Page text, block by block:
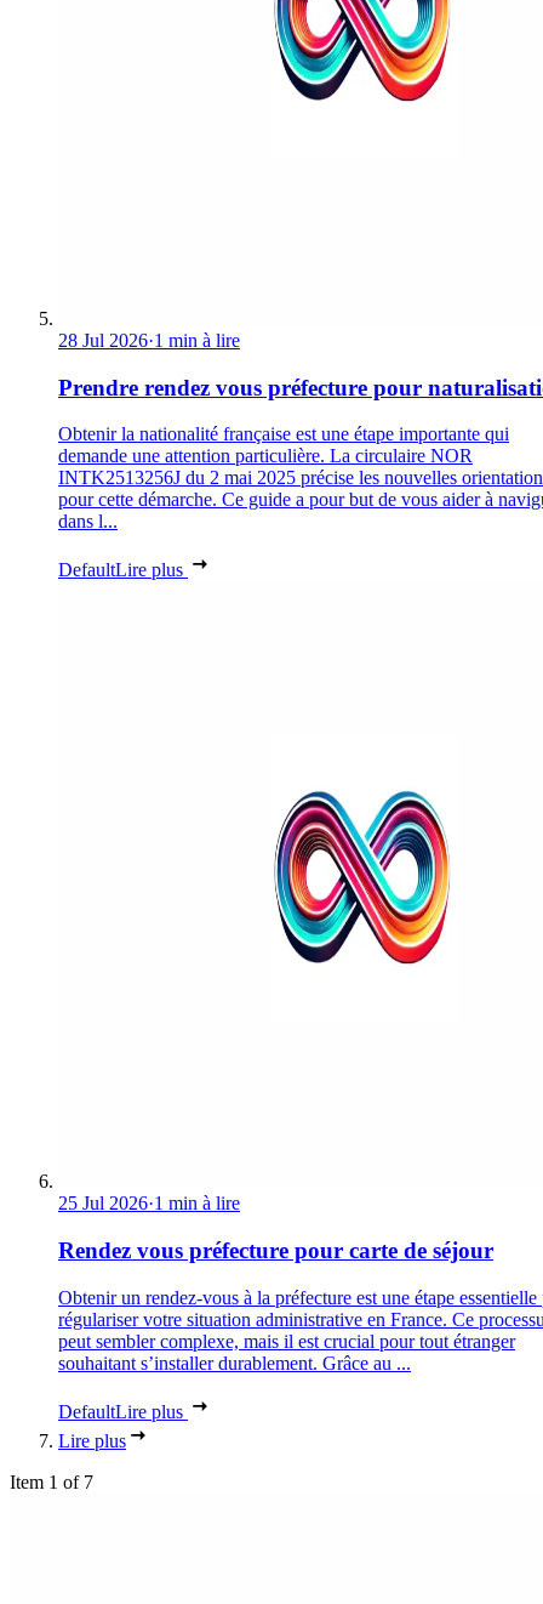
28 Jul 2026·1 min à lire
Prendre rendez vous préfecture pour
Obtenir la nationalité française est une étape importante qui
demande une attention particulière. La circulaire NOR
INTK2513256J du 2 mai 2025 précise les nouvelles
pour cette démarche. Ce guide a pour but de vous aider à
dans l...
DefaultLire plus
25 Jul 2026·1 min à lire
Rendez vous préfecture pour carte de séjour
Obtenir un rendez-vous à la préfecture est une étape essentielle
régulariser votre situation administrative en France. Ce
peut sembler complexe, mais il est crucial pour tout étranger
souhaitant s’installer durablement. Grâce au ...
DefaultLire plus
Lire plus
Item 1 of 7